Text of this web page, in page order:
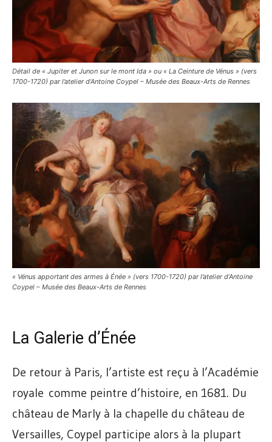
Détail de « Jupiter et Junon sur le mont Ida » ou « La Ceinture de Vénus » (vers
1700-1720) par l’atelier d’Antoine Coypel – Musée des Beaux-Arts de Rennes
« Vénus apportant des armes à Énée » (vers 1700-1720) par l’atelier d’Antoine
Coypel – Musée des Beaux-Arts de Rennes
La Galerie d’Énée
De retour à Paris, l’artiste est reçu à l’Académie
royale comme peintre d’histoire, en 1681. Du
château de Marly à la chapelle du château de
Versailles, Coypel participe alors à la plupart